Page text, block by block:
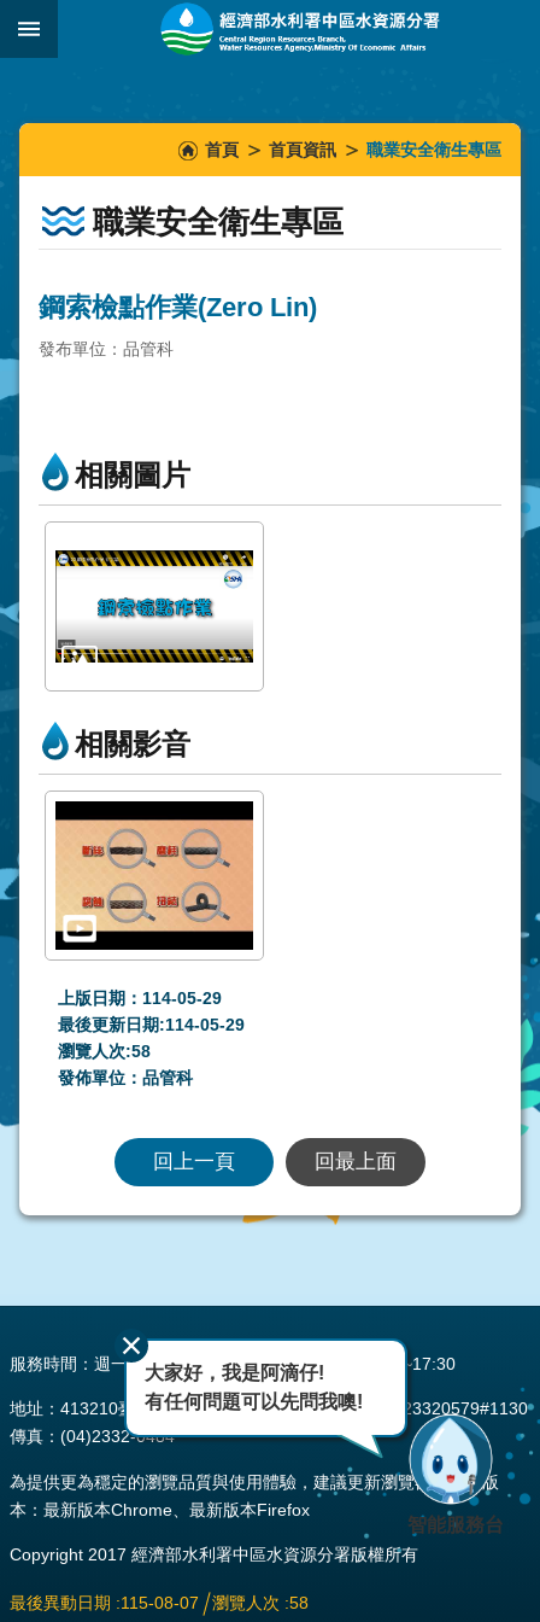
跳到主要內容區塊
::::::
首頁 首頁資訊 職業安全衛生專區
職業安全衛生專區
鋼索檢點作業(Zero Lin)
發布單位：品管科
相關圖片
相關影音
上版日期：114-05-29
最後更新日期:114-05-29
瀏覽人次:58
發佈單位：品管科
回上一頁 回最上面
服務時間：週一至週五 AM08:00~12:00 PM13:30~17:30
地址：413210臺中市霧峰區峰堤路195號 電話：(04)23320579#1130
傳真：(04)2332-0484
為提供更為穩定的瀏覽品質與使用體驗，建議更新瀏覽器至以下版
本：最新版本Chrome、最新版本Firefox
Copyright 2017 經濟部水利署中區水資源分署版權所有
最後異動日期 115-08-07 瀏覽人次 58
大家好，我是阿滴仔!
有任何問題可以先問我噢!
智能服務台